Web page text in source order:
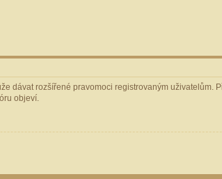
dávat rozšířené pravomoci registrovaným uživatelům.
objeví.